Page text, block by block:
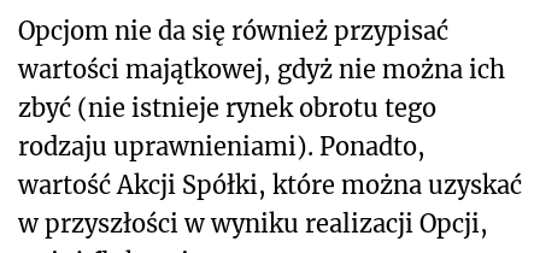
Opcjom nie da się również przypisać
wartości majątkowej, gdyż nie można ich
zbyć (nie istnieje rynek obrotu tego
rodzaju uprawnieniami). Ponadto,
wartość Akcji Spółki, które można uzyskać
w przyszłości w wyniku realizacji Opcji,